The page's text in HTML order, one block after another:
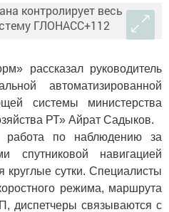
рассказал руководитель
автоматизированной
системы министерства
РТ» Айрат Садыков.
работа по наблюдению за
спутниковой навигацией
сутки. Специалисты
режима, маршрута
диспетчеры связываются с